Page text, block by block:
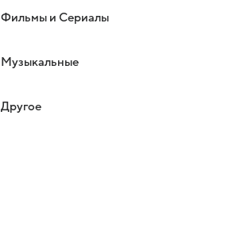
Фильмы и Сериалы
Музыкальные
Другое